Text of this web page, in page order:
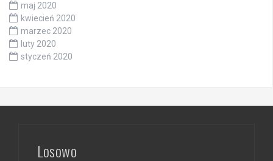
maj 2020
kwiecień 2020
marzec 2020
luty 2020
styczeń 2020
Losowo